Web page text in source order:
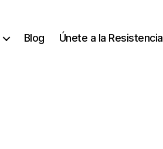
Blog Únete a la Resistencia